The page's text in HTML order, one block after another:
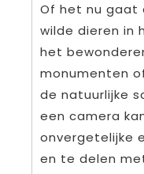
Of het nu gaat
wilde dieren in
het
monumenten
de natuurlijke
een camera
onvergetelijke
en te delen